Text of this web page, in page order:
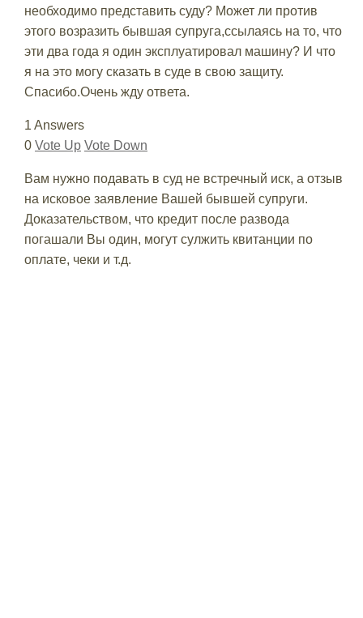
необходимо представить суду? Может ли против
этого возразить бывшая супруга,ссылаясь на то, что
эти два года я один эксплуатировал машину? И что
я на это могу сказать в суде в свою защиту.
Спасибо.Очень жду ответа.
1 Answers
0 Vote Up Vote Down
Вам нужно подавать в суд не встречный иск, а отзыв
на исковое заявление Вашей бывшей супруги.
Доказательством, что кредит после развода
погашали Вы один, могут сулжить квитанции по
оплате, чеки и т.д.